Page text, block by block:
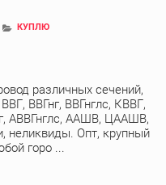
КУПЛЮ
различных сечений,
ВВГнг, ВВГнглс, КВВГ,
АВВГнглс, ААШВ, ЦААШВ,
Опт, крупный
горо ...